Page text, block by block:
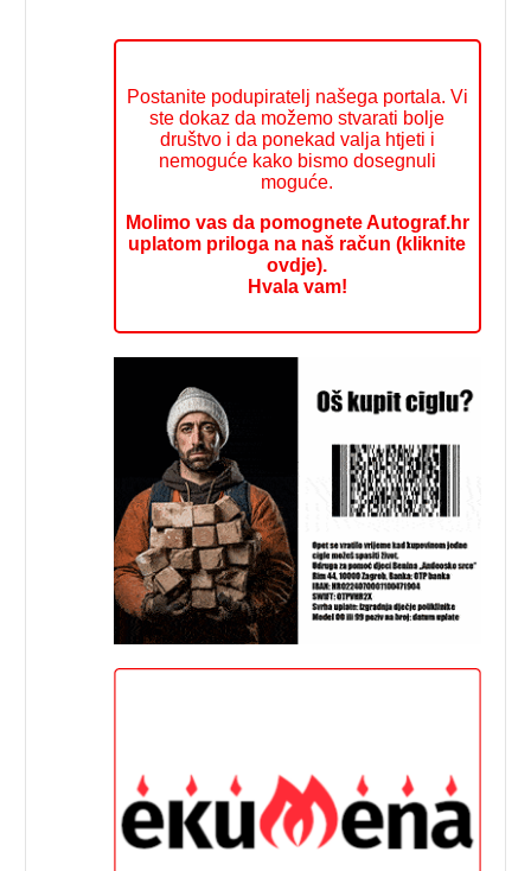
Postanite podupiratelj našega portala. Vi
ste dokaz da možemo stvarati bolje
društvo i da ponekad valja htjeti i
nemoguće kako bismo dosegnuli
moguće.
Molimo vas da pomognete Autograf.hr
uplatom priloga na naš račun (kliknite
ovdje).
Hvala vam!